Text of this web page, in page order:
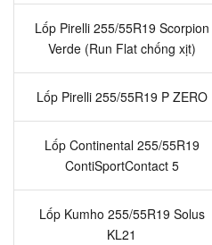
Lốp Pirelli 255/55R19 Scorpion
Verde (Run Flat chống xịt)
Lốp Pirelli 255/55R19 P ZERO
Lốp Continental 255/55R19
ContiSportContact 5
Lốp Kumho 255/55R19 Solus
KL21